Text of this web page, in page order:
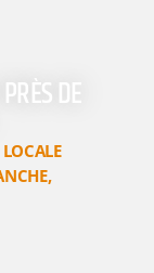
DE
LOCALE
,